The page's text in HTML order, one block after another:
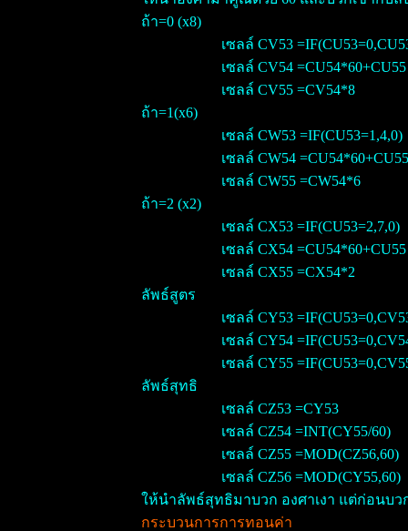
ถ้า=0 (x8)
เซลล์ CV53
เซลล์ CV54 =CU54*60+CU55
เซลล์ CV55 =CV54*8
ถ้า=1(x6)
เซลล์ CW53 =IF(CU53=1,4,0)
เซลล์ CW54 =CU54*60+CU55
เซลล์ CW55 =CW54*6
ถ้า=2 (x2)
เซลล์ CX53 =IF(CU53=2,7,0)
เซลล์ CX54 =CU54*60+CU55
เซลล์ CX55 =CX54*2
ลัพธ์สูตร
เซลล์ CY53
เซลล์ CY54
เซลล์ CY55
ลัพธ์สุทธิ
เซลล์ CZ53 =CY53
เซลล์ CZ54 =INT(CY55/60)
เซลล์ CZ55 =MOD(CZ56,60)
เซลล์ CZ56 =MOD(CY55,60)
ให้นำลัพธ์สุทธิมาบวก องศาเงา แต่ก่อนบ
กระบวนการการทอนค่า